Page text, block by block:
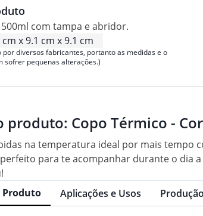
com tampa e abridor.
cm x 9.1 cm x 9.1 cm
por diversos fabricantes, portanto as medidas e o
sofrer pequenas alterações.)
produto: Copo Térmico -
na temperatura ideal por mais tempo
para te acompanhar durante o dia
Produto
Aplicações e Usos